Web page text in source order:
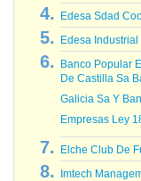
Edesa Sdad
Edesa
Banco Popular
De Castilla Sa
Galicia Sa Y
Empresas Ley
Elche Club De
Imtech